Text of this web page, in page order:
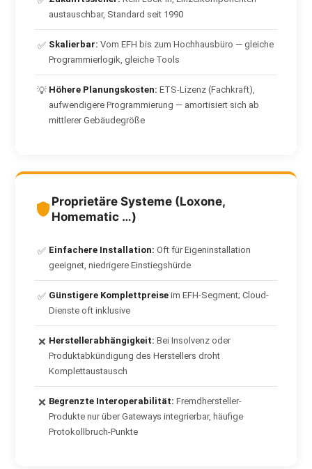
austauschbar, Standard seit 1990
✅ Skalierbar: Vom EFH bis zum Hochhausbüro — gleiche
Programmierlogik, gleiche Tools
💡 Höhere Planungskosten: ETS-Lizenz (Fachkraft),
aufwendigere Programmierung — amortisiert sich ab
mittlerer Gebäudegröße
Proprietäre Systeme (Loxone,
Homematic …)
✅ Einfachere Installation: Oft für Eigeninstallation
geeignet, niedrigere Einstiegshürde
✅ Günstigere Komplettpreise im EFH-Segment; Cloud-
Dienste oft inklusive
❌ Herstellerabhängigkeit: Bei Insolvenz oder
Produktabkündigung des Herstellers droht
Komplettaustausch
❌ Begrenzte Interoperabilität: Fremdhersteller-
Produkte nur über Gateways integrierbar, häufige
Protokollbruch-Punkte